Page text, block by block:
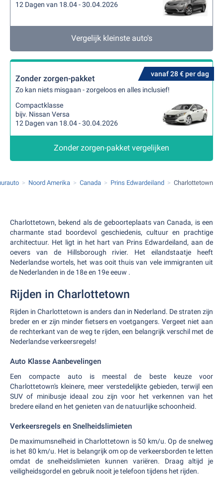
12 Dagen van 18.04 - 30.04.2026
Vergelijk kleinste auto's
vanaf 28 € per dag
Zonder zorgen-pakket
Zo kan niets misgaan - zorgeloos en alles inclusief!
Compactklasse
bijv. Nissan Versa
12 Dagen van 18.04 - 30.04.2026
Zonder zorgen-pakket vergelijken
Noord Amerika Canada Prins Edwardeiland Charlottetown
Charlottetown, bekend als de geboorteplaats van Canada, is een
charmante stad boordevol geschiedenis, cultuur en prachtige
architectuur. Het ligt in het hart van Prins Edwardeiland, aan de
oevers van de Hillsborough rivier. Het eilandstaatje heeft
Nederlandse wortels, het was ooit thuis van vele immigranten uit
de Nederlanden in de 18e en 19e eeuw .
Rijden in Charlottetown
Rijden in Charlottetown is anders dan in Nederland. De straten zijn
breder en er zijn minder fietsers en voetgangers. Vergeet niet aan
de rechterkant van de weg te rijden, een belangrijk verschil met de
Nederlandse verkeersregels!
Auto Klasse Aanbevelingen
Een compacte auto is meestal de beste keuze voor
Charlottetown's kleinere, meer verstedelijkte gebieden, terwijl een
SUV of minibusje ideaal zou zijn voor het verkennen van het
bredere eiland en het genieten van de natuurlijke schoonheid.
Verkeersregels en Snelheidslimieten
De maximumsnelheid in Charlottetown is 50 km/u. Op de snelweg
is het 80 km/u. Het is belangrijk om op de verkeersborden te letten
omdat de snelheidslimieten kunnen variëren. Draag altijd je
veiligheidsgordel en gebruik nooit je telefoon tijdens het rijden.